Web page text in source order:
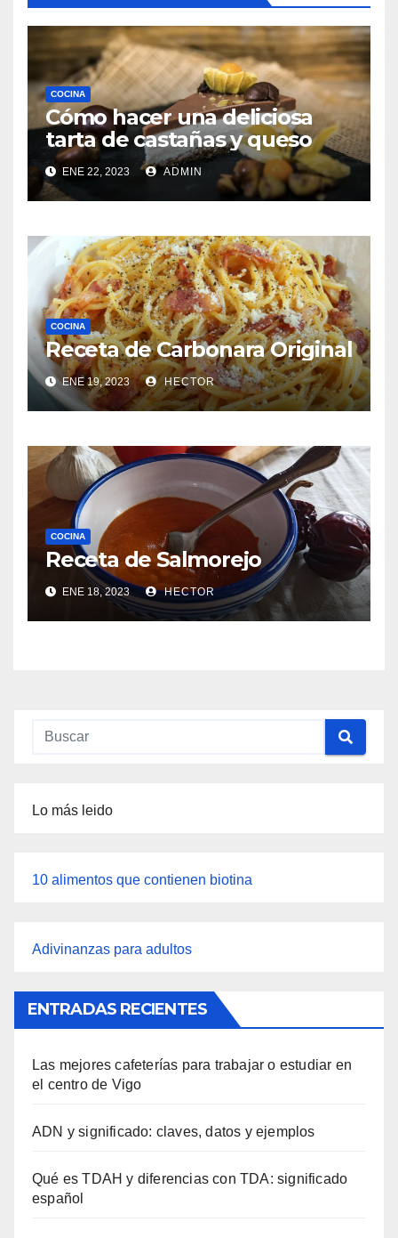
COCINA
Cómo hacer una deliciosa
tarta de castañas y queso
ENE 22, 2023 ADMIN
COCINA
Receta de Carbonara Original
ENE 19, 2023 HECTOR
COCINA
Receta de Salmorejo
ENE 18, 2023 HECTOR
Lo más leido
10 alimentos que contienen biotina
Adivinanzas para adultos
ENTRADAS RECIENTES
Las mejores cafeterías para trabajar o estudiar en
el centro de Vigo
ADN y significado: claves, datos y ejemplos
Qué es TDAH y diferencias con TDA: significado
español